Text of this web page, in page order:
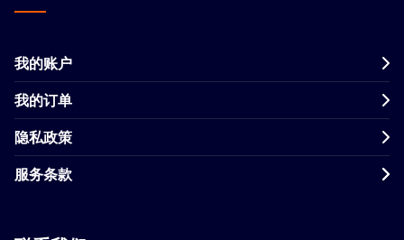
我的账户
我的订单
隐私政策
服务条款